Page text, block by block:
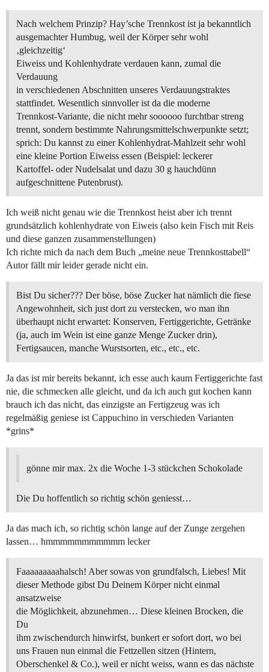
Nach welchem Prinzip? Hay’sche Trennkost ist ja bekanntlich
ausgemachter Humbug, weil der Körper sehr wohl
‚gleichzeitig‘
Eiweiss und Kohlenhydrate verdauen kann, zumal die
Verdauung
in verschiedenen Abschnitten unseres Verdauungstraktes
stattfindet. Wesentlich sinnvoller ist da die moderne
Trennkost-Variante, die nicht mehr soooooo furchtbar streng
trennt, sondern bestimmte Nahrungsmittelschwerpunkte setzt;
sprich: Du kannst zu einer Kohlenhydrat-Mahlzeit sehr wohl
eine kleine Portion Eiweiss essen (Beispiel: leckerer
Kartoffel- oder Nudelsalat und dazu 30 g hauchdünn
aufgeschnittene Putenbrust).
Ich weiß nicht genau wie die Trennkost heist aber ich trennt
grundsätzlich kohlenhydrate von Eiweis (also kein Fisch mit Reis
und diese ganzen zusammenstellungen)
Ich richte mich da nach dem Buch „meine neue Trennkosttabell“
Autor fällt mir leider gerade nicht ein.
Bist Du sicher??? Der böse, böse Zucker hat nämlich die fiese
Angewohnheit, sich just dort zu verstecken, wo man ihn
überhaupt nicht erwartet: Konserven, Fertiggerichte, Getränke
(ja, auch im Wein ist eine ganze Menge Zucker drin),
Fertigsaucen, manche Wurstsorten, etc., etc., etc.
Ja das ist mir bereits bekannt, ich esse auch kaum Fertiggerichte fast
nie, die schmecken alle gleicht, und da ich auch gut kochen kann
brauch ich das nicht, das einzigste an Fertigzeug was ich
regelmäßig geniese ist Cappuchino in verschieden Varianten
*grins*
gönne mir max. 2x die Woche 1-3 stückchen Schokolade
Die Du hoffentlich so richtig schön geniesst…
Ja das mach ich, so richtig schön lange auf der Zunge zergehen
lassen… hmmmmmmmmmmm lecker
Faaaaaaaaahalsch! Aber sowas von grundfalsch, Liebes! Mit
dieser Methode gibst Du Deinem Körper nicht einmal
ansatzweise
die Möglichkeit, abzunehmen… Diese kleinen Brocken, die
Du
ihm zwischendurch hinwirfst, bunkert er sofort dort, wo bei
uns Frauen nun einmal die Fettzellen sitzen (Hintern,
Oberschenkel & Co.), weil er nicht weiss, wann es das nächste